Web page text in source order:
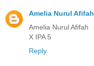
Amelia Nurul Afifah
Amelia Nurul Afifah
X IPA 5
Reply